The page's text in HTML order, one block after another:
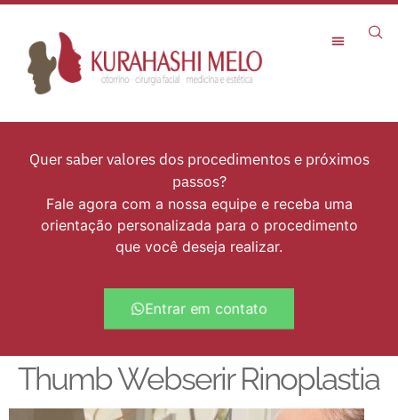
Quer saber valores dos procedimentos e próximos
passos?
Fale agora com a nossa equipe e receba uma
orientação personalizada para o procedimento
que você deseja realizar.
Entrar em contato
Thumb Webserir Rinoplastia